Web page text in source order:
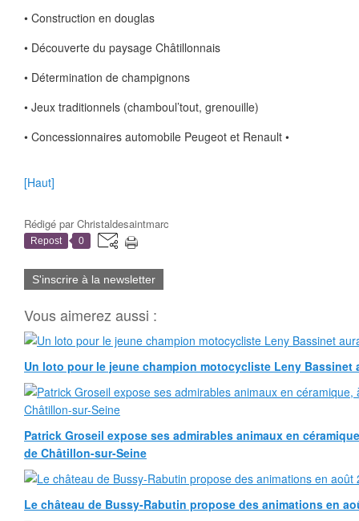
• Construction en douglas
• Découverte du paysage Châtillonnais
• Détermination de champignons
• Jeux traditionnels (chamboul’tout, grenouille)
• Concessionnaires automobile Peugeot et Renault •
[Haut]
Rédigé parChristaldesaintmarc
Repost 0
S'inscrire à la newsletter
Vous aimerez aussi :
Un loto pour le jeune champion motocycliste Leny Bassinet
Patrick Groseil expose ses admirables animaux en
de Châtillon-sur-Seine
Le château de Bussy-Rabutin propose des animations en